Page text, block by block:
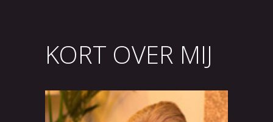
KORT OVER MIJ